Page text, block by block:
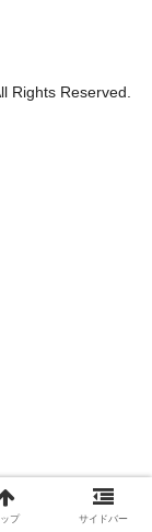
Rights Reserved.
ップ サイドバー